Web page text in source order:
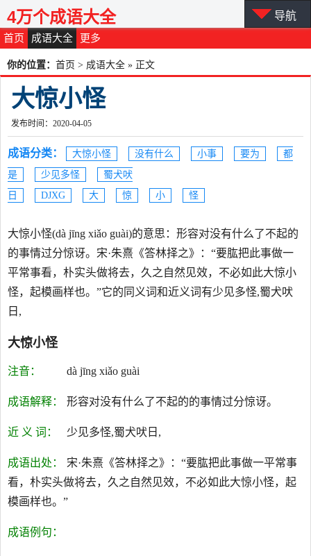
首页 成语大全 更多
4万个成语大全 导航
你的位置： 首页 > 成语大全 » 正文
大惊小怪
发布时间：2020-04-05
成语分类： 大惊小怪 没有什么 小事 要为
都
是
少见多怪
蜀犬吠
日
DJXG 大 惊 小 怪
大惊小怪(dà jīng xiǎo guài)的意思：形容对没有什么了不起的
的事情过分惊讶。宋·朱熹《答林择之》：“要肱把此事做一
平常事看，朴实头做将去，久之自然见效，不必如此大惊小
怪，起模画样也。”它的同义词和近义词有少见多怪,蜀犬吠
日,
大惊小怪
注音： dà jīng xiǎo guài
成语解释： 形容对没有什么了不起的的事情过分惊讶。
近 义 词： 少见多怪,蜀犬吠日,
成语出处：
宋·朱熹《答林择之》：“要肱把此事做一平常事
看，朴实头做将去，久之自然见效，不必如此大惊小怪，起
模画样也。”
成语例句：